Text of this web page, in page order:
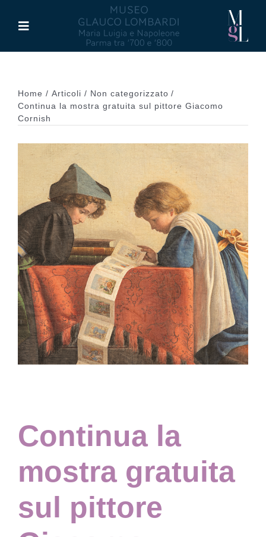
contenuto
Toggle
Maria Luigia d’Asburgo
Glauco Lombardi
Palazzo di Riserva
Attività
Pubblicazioni
Collezione
Contatti e biglietti
Home Articoli
Non categorizzato
Continua la mostra gratuita sul pittore Giacomo
Cornish
Continua la
mostra gratuita
sul pittore